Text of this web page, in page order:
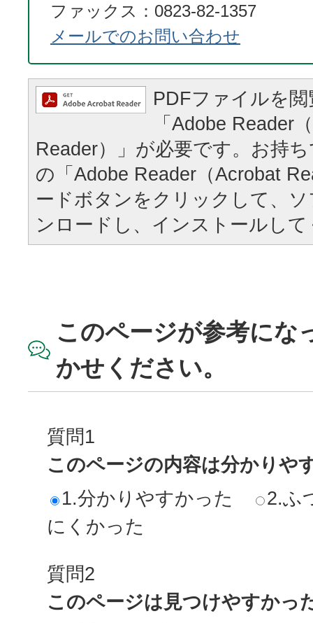
ファックス：0823-82-1357
メールでのお問い合わせ
PDFファイルを
「Adobe Reader
Reader）」が必要です。お持
の「Adobe Reader（Acrobat
ードボタンをクリックして、
ンロードし、インストールし
このページが参考にな
かせください。
質問1
このページの内容は分かりや
1.分かりやすかった
2.ふ
にくかった
質問2
このページは見つけやすかっ